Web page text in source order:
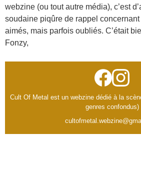
webzine (ou tout autre média), c’est
soudaine piqûre de rappel
aimés, mais parfois oubliés. C’était
Fonzy,
Cult Of Metal est un webzine dédié à la
genres confondus)